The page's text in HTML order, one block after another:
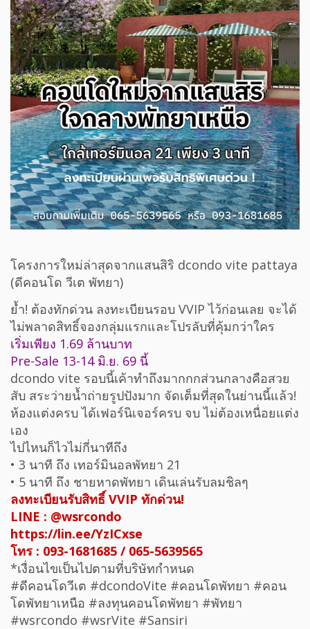
โครงการใหม่ล่าสุดจากแสนสิริ dcondo vite pattaya
(ดีคอนโด วีเต พัทยา)
ย้ำ! ต้องทักด่วน ลงทะเบียนรอบ VVIP ไว้ก่อนเลย จะได้
ไม่พลาดสิทธิ์จองกลุ่มแรกและโปรลับที่คุ้มกว่าใคร
เริ่มเพียง 1.69 ล้านบาท
Pre-Sale 13-14 มิ.ย. 69 นี้
dcondo vite รอบนี้เค้าทำถึงมากกกส่วนกลางคือสวย
สับ สระว่ายน้ำถ่ายรูปปังมาก จัดเต็มที่สุดในย่านนี้แล้ว!
ห้องแต่งครบ ได้เฟอร์นิเจอร์ครบ จบ ไม่ต้องเหนื่อยแต่ง
เอง
ไปไหนก็ไวไม่กี่นาทีถึง
• 3 นาที ถึง เทอร์มินอลพัทยา 21
• 5 นาที ถึง ชายหาดพัทยา เดินเล่นรับลมชิลๆ
ลงทะเบียนรับสิทธิ์ VVIP ทักด่วน!
LINE : @wsrcondo
https://lin.ee/YzICxse
โทร : 093-1681685 / 065-5639565
*เงื่อนไขเป็นไปตามที่บริษัทกำหนด
#ดีคอนโดวีเต #dcondoVite #คอนโดพัทยา #คอน
โดพัทยาเหนือ #ลงทุนคอนโดพัทยา #พัทยา
#wsrcondo #wsrVite #Sansiri